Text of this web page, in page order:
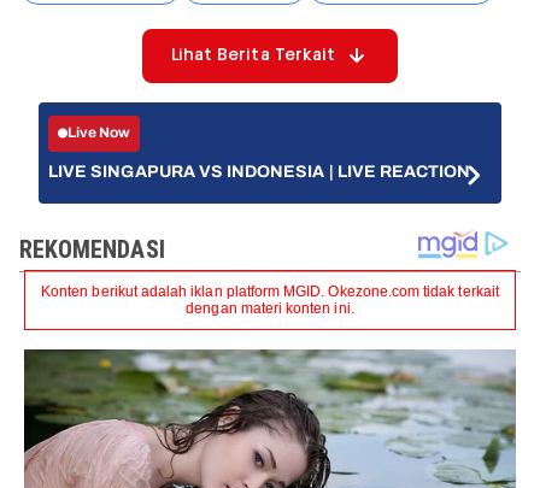
Lihat Berita Terkait
Live Now
LIVE SINGAPURA VS INDONESIA | LIVE REACTION